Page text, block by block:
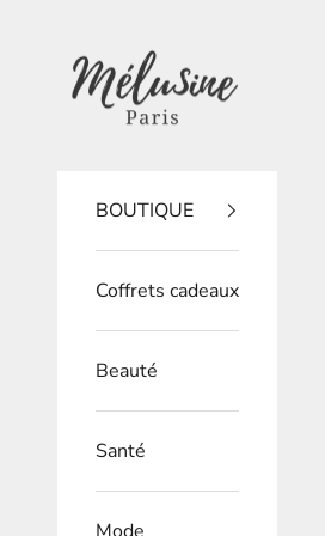
Mélusine Paris
BOUTIQUE
Coffrets cadeaux
Beauté
Santé